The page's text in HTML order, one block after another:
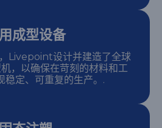
成型设备
Livepoint设计并建造了全球
，以确保在苛刻的材料和工
稳定、可重复的生产。.